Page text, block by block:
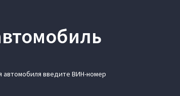
автомобиля введите ВИН-номер